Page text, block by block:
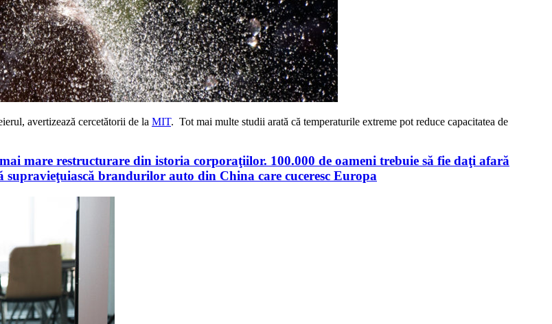
avertizează cercetătorii de la MIT. Tot mai multe studii arată că temperaturile extreme pot reduce capacitatea de
mare restructurare din istoria corporaţiilor. 100.000 de oameni trebuie să fie daţi afară
brandurilor auto din China care cuceresc Europa